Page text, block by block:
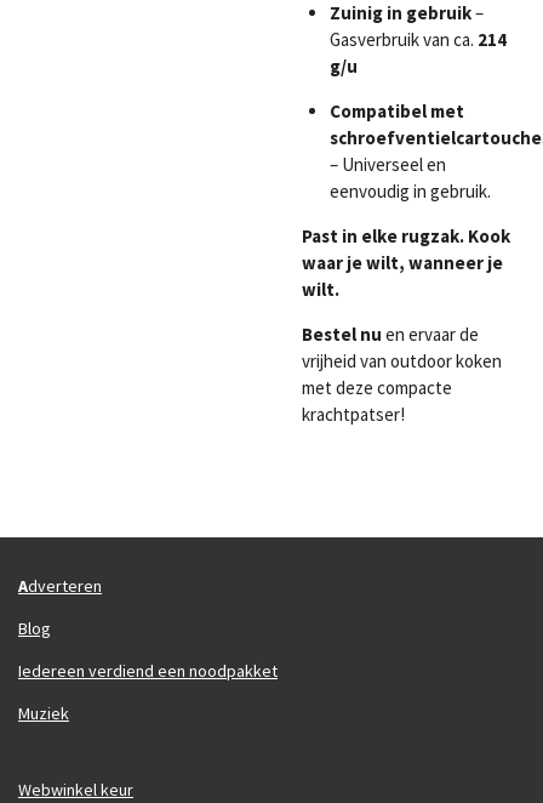
Zuinig in gebruik–
Gasverbruik van ca. 214
g/u
Compatibel met
– Universeel en
eenvoudig in gebruik.
Past in elke rugzak. Kook
waar je wilt, wanneer je
wilt.
Bestel nu en ervaar de
vrijheid van outdoor koken
met deze compacte
krachtpatser!
Adverteren
Blog
Iedereen verdiend een noodpakket
Muziek
Webwinkel keur